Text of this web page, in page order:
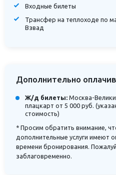
Входные билеты
Трансфер на теплоходе по
Взвад
Дополнительно
Ж/д билеты:Москва-
плацкарт от 5 000 руб.
cтоимость)
* Просим обратить внимание,
дополнительные услуги имеют
времени бронирования.
заблаговременно.